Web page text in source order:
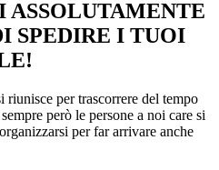
ASSOLUTAMENTE
SPEDIRE I TUOI
riunisce per trascorrere del tempo
però le persone a noi care si
per far arrivare anche